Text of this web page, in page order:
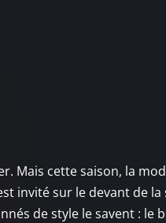
Mais cette saison, la
invité sur le devant de
de style le savent : le